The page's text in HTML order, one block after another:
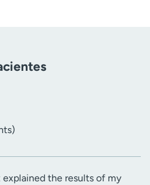
explained the results of my